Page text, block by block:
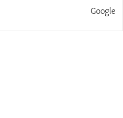
Google